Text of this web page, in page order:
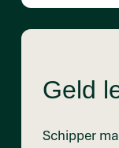
Geld
Schipper